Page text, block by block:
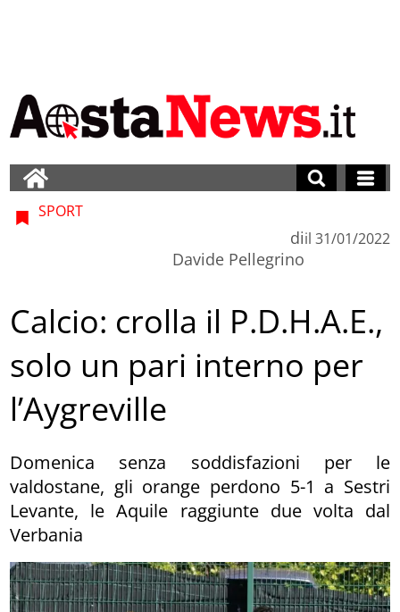
SPORT
di
Davide Pellegrino
il 31/01/2022
Calcio: crolla il P.D.H.A.E.,
solo un pari interno per
l’Aygreville
Domenica senza soddisfazioni per le
valdostane, gli orange perdono 5-1 a Sestri
Levante, le Aquile raggiunte due volta dal
Verbania